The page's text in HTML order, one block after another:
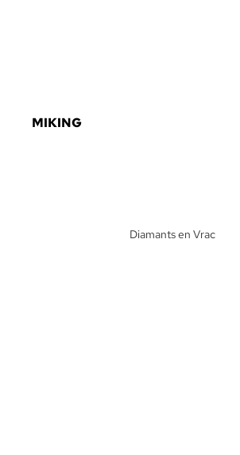
MIKING
Diamants en Vrac